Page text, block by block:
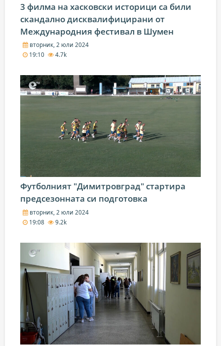
3 филма на хасковски историци са били
скандално дисквалифицирани от
Международния фестивал в Шумен
вторник, 2 юли 2024
19:10
4.7k
Футболният "Димитровград" стартира
предсезонната си подготовка
вторник, 2 юли 2024
19:08
9.2k